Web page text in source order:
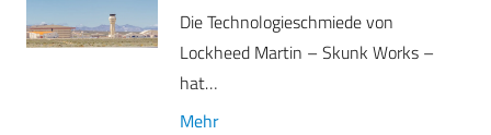
Die Technologieschmiede von
Lockheed Martin – Skunk Works –
hat…
Mehr